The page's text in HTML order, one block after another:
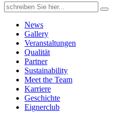
Search
for:
News
Gallery
Veranstaltungen
Qualität
Partner
Sustainability
Meet the Team
Karriere
Geschichte
Eignerclub